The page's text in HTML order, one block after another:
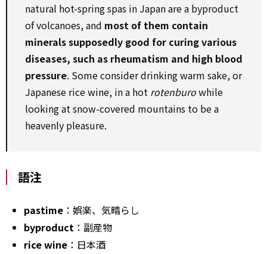
natural hot-spring spas in Japan are a byproduct
of volcanoes, and most of them contain
minerals supposedly good for curing various
diseases, such as rheumatism and high blood
pressure. Some consider drinking warm sake, or
Japanese rice wine, in a hot rotenburowhile
looking at snow-covered mountains to be a
heavenly pleasure.
語注
pastime ：娯楽、気晴らし
byproduct ：副産物
rice wine ：日本酒